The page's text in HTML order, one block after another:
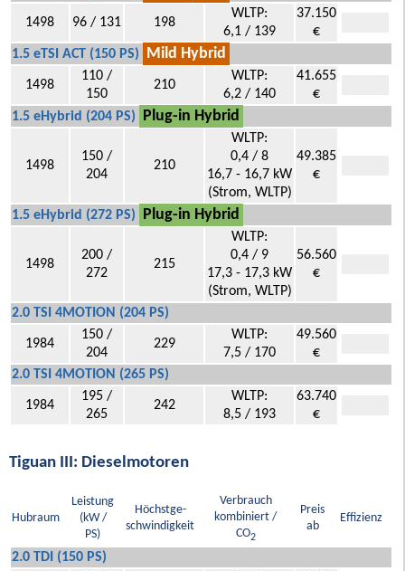
1498 96 / 131 198
WLTP:
6,1 / 139
37.150
€
1.5 eTSI ACT (150 PS)
Mild Hybrid
1498
110 /
150
210
WLTP:
6,2 / 140
41.655
€
1.5 eHybrid (204 PS)
Plug-in Hybrid
1498
150 /
204
210
WLTP:
0,4 / 8
16,7 - 16,7 kW
(Strom, WLTP)
49.385
€
1.5 eHybrid (272 PS) Plug-in Hybrid
1498
200 /
272
215
WLTP:
0,4 / 9
17,3 - 17,3 kW
(Strom, WLTP)
56.560
€
2.0 TSI 4MOTION (204 PS)
1984
150 /
204
229
WLTP:
7,5 / 170
49.560
€
2.0 TSI 4MOTION (265 PS)
1984
195 /
265
242
WLTP:
8,5 / 193
63.740
€
Tiguan III: Dieselmotoren
Hubraum
Leistung
(kW /
PS)
Höchstge-
schwindigkeit
Verbrauch
kombiniert /
CO2
Preis
ab
Effizienz
2.0 TDI (150 PS)